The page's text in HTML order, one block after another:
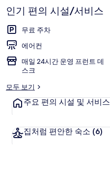
기
인기 편의 시설/서비스
무료 주차
에어컨
매일 24시간 운영 프런트 데
스크
모두 보기
주요 편의 시설 및 서비스
집처럼 편안한 숙소 (6)